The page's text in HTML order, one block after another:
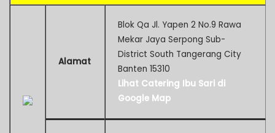
Alamat
Blok Qa Jl. Yapen 2 No.9 Rawa
Mekar Jaya Serpong Sub-
District South Tangerang City
Banten 15310
Lihat Catering Ibu Sari di
Google Map